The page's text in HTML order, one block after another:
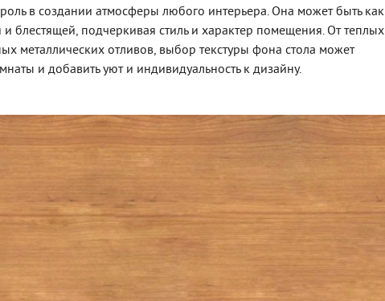
в создании атмосферы любого интерьера. Она может быть как
и блестящей, подчеркивая стиль и характер помещения. От теплых
металлических отливов, выбор текстуры фона стола может
и добавить уют и индивидуальность к дизайну.